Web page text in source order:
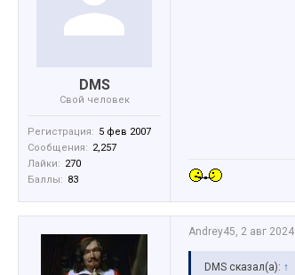
DMS
Свой человек
Регистрация: 5 фев 2007
Сообщения: 2,257
Лайки: 270
Баллы: 83
Andrey45, 2 авг 2024
DMS сказал(а): ↑